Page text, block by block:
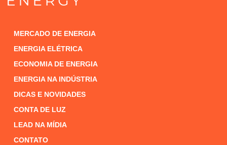
MERCADO DE ENERGIA
ENERGIA ELÉTRICA
ECONOMIA DE ENERGIA
ENERGIA NA INDÚSTRIA
DICAS E NOVIDADES
CONTA DE LUZ
LEAD NA MÍDIA
CONTATO